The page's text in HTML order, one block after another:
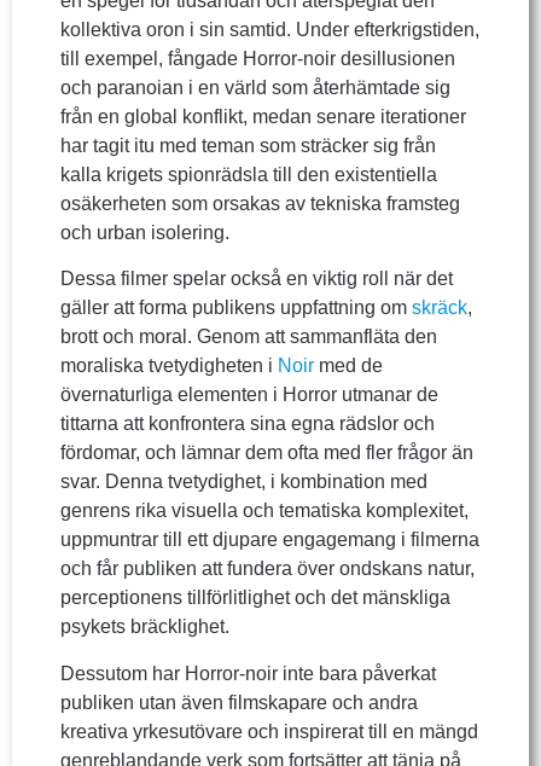
kollektiva oron i sin samtid. Under efterkrigstiden,
till exempel, fångade Horror-noir desillusionen
och paranoian i en värld som återhämtade sig
från en global konflikt, medan senare iterationer
har tagit itu med teman som sträcker sig från
kalla krigets spionrädsla till den existentiella
osäkerheten som orsakas av tekniska framsteg
och urban isolering.
Dessa filmer spelar också en viktig roll när det
gäller att forma publikens uppfattning om skräck,
brott och moral. Genom att sammanfläta den
moraliska tvetydigheten i Noir med de
övernaturliga elementen i Horror utmanar de
tittarna att konfrontera sina egna rädslor och
fördomar, och lämnar dem ofta med fler frågor än
svar. Denna tvetydighet, i kombination med
genrens rika visuella och tematiska komplexitet,
uppmuntrar till ett djupare engagemang i filmerna
och får publiken att fundera över ondskans natur,
perceptionens tillförlitlighet och det mänskliga
psykets bräcklighet.
Dessutom har Horror-noir inte bara påverkat
publiken utan även filmskapare och andra
kreativa yrkesutövare och inspirerat till en mängd
genreblandande verk som fortsätter att tänja på